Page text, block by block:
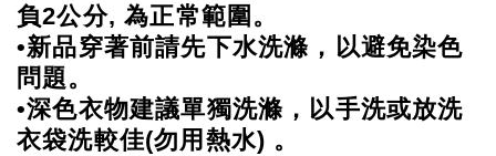
負2公分, 為正常範圍。
•新品穿著前請先下水洗滌，以避免染色
問題。
•深色衣物建議單獨洗滌，以手洗或放洗
衣袋洗較佳(勿用熱水) 。